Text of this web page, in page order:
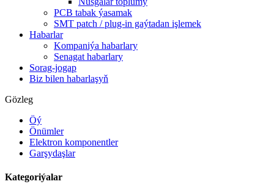
PCB tabak ýasamak
SMT patch / plug-in gaýtadan işlemek
Habarlar
Kompaniýa habarlary
Senagat habarlary
Sorag-jogap
Biz bilen habarlaşyň
Gözleg
Öý
Önümler
Elektron komponentler
Garşydaşlar
Kategoriýalar